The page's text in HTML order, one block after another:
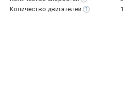
Количество двигателей 1